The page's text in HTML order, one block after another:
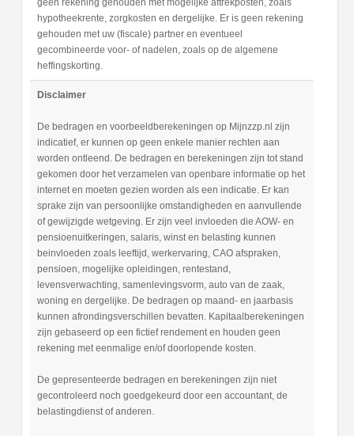
geen rekening gehouden met mogelijke aftrekposten, zoals
hypotheekrente, zorgkosten en dergelijke. Er is geen rekening
gehouden met uw (fiscale) partner en eventueel
gecombineerde voor- of nadelen, zoals op de algemene
heffingskorting.
Disclaimer
De bedragen en voorbeeldberekeningen op Mijnzzp.nl zijn
indicatief, er kunnen op geen enkele manier rechten aan
worden ontleend. De bedragen en berekeningen zijn tot stand
gekomen door het verzamelen van openbare informatie op het
internet en moeten gezien worden als een indicatie. Er kan
sprake zijn van persoonlijke omstandigheden en aanvullende
of gewijzigde wetgeving. Er zijn veel invloeden die AOW- en
pensioenuitkeringen, salaris, winst en belasting kunnen
beinvloeden zoals leeftijd, werkervaring, CAO afspraken,
pensioen, mogelijke opleidingen, rentestand,
levensverwachting, samenlevingsvorm, auto van de zaak,
woning en dergelijke. De bedragen op maand- en jaarbasis
kunnen afrondingsverschillen bevatten. Kapitaalberekeningen
zijn gebaseerd op een fictief rendement en houden geen
rekening met eenmalige en/of doorlopende kosten.
De gepresenteerde bedragen en berekeningen zijn niet
gecontroleerd noch goedgekeurd door een accountant, de
belastingdienst of anderen.